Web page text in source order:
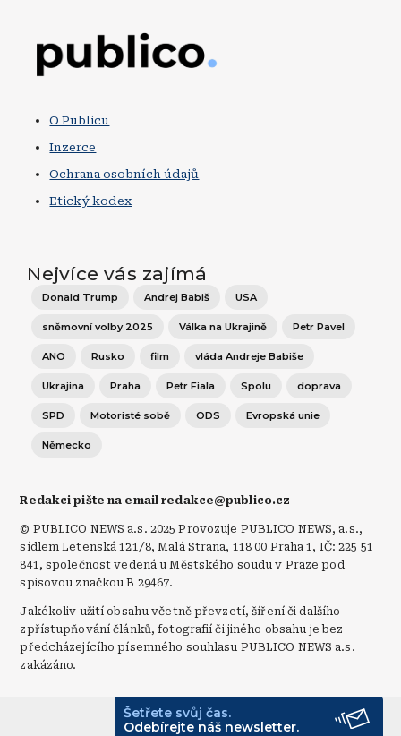
O Publicu
Inzerce
Ochrana osobních údajů
Etický kodex
Nejvíce vás zajímá
Donald Trump Andrej Babiš USA
sněmovní volby 2025 Válka na Ukrajině Petr Pavel
ANO Rusko film vláda Andreje Babiše
Ukrajina Praha Petr Fiala Spolu doprava
SPD Motoristé sobě ODS Evropská unie
Německo
Redakci pište na email redakce@publico.cz
© PUBLICO NEWS a.s. 2025 Provozuje PUBLICO NEWS, a.s.,
sídlem Letenská 121/8, Malá Strana, 118 00 Praha 1, IČ: 225 51
841, společnost vedená u Městského soudu v Praze pod
spisovou značkou B 29467.
Jakékoliv užití obsahu včetně převzetí, šíření či dalšího
zpřístupňování článků, fotografií či jiného obsahu je bez
předcházejícího písemného souhlasu PUBLICO NEWS a.s.
zakázáno.
Šetřete svůj čas.
Odebírejte náš newsletter.
© Publico 2026